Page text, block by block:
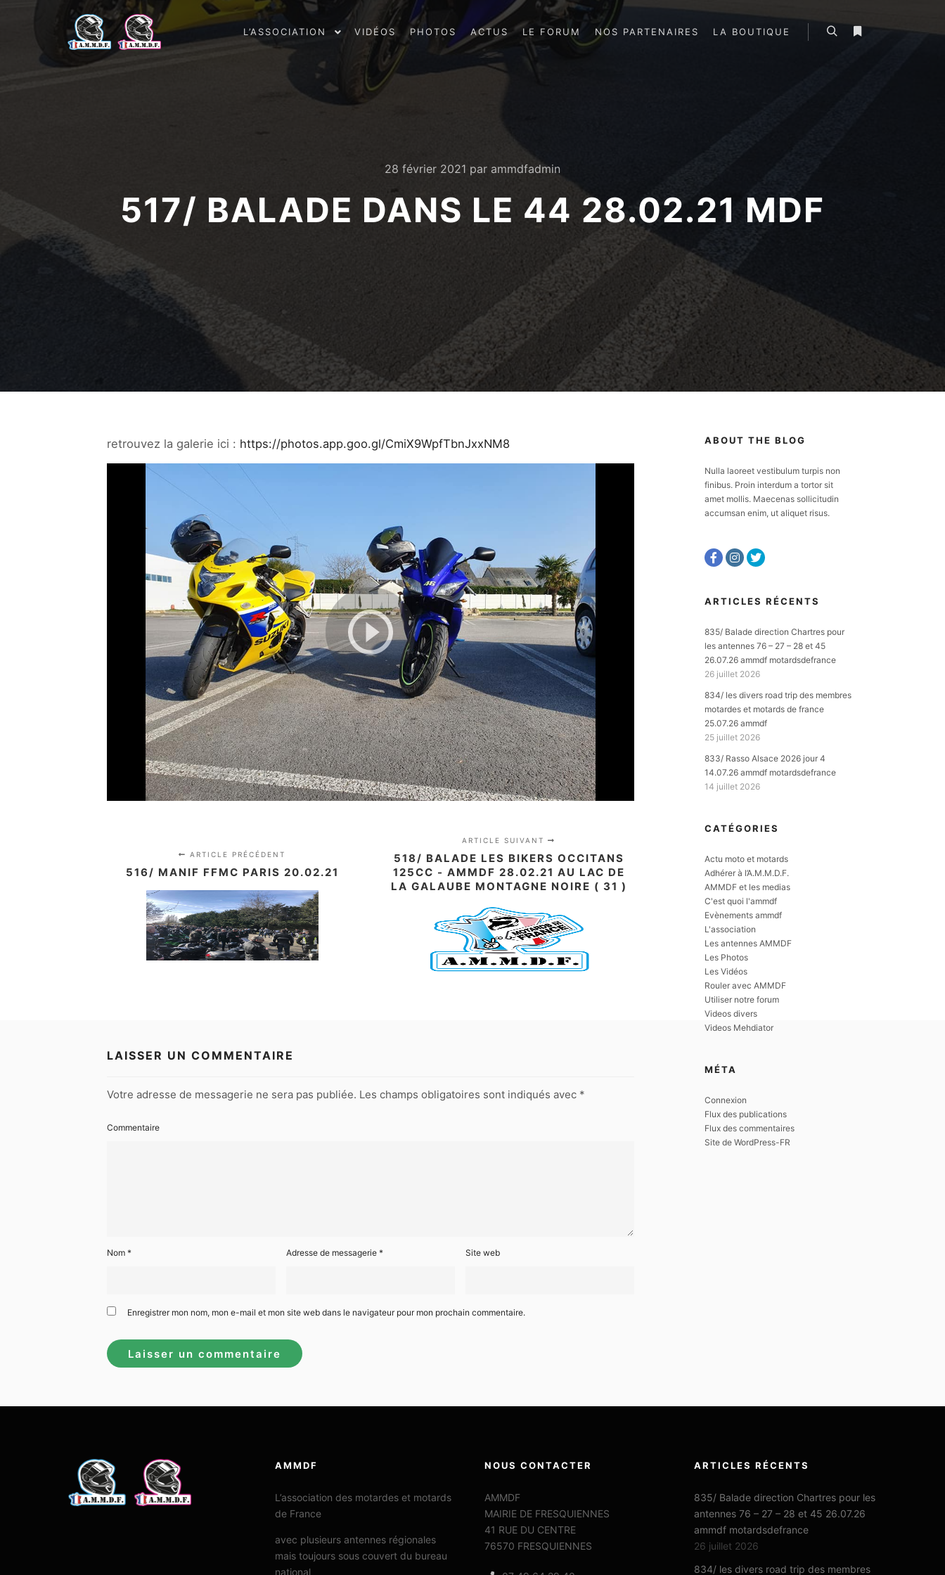
L’ASSOCIATION VIDÉOS PHOTOS ACTUS LE FORUM NOS PARTENAIRES LA BOUTIQUE
28 février 2021 par ammdfadmin
517/ BALADE DANS LE 44 28.02.21 MDF
retrouvez la galerie ici : https://photos.app.goo.gl/CmiX9WpfTbnJxxNM8
ARTICLE PRÉCÉDENT
516/ MANIF FFMC PARIS 20.02.21
ARTICLE SUIVANT
518/ BALADE LES BIKERS OCCITANS
125CC - AMMDF 28.02.21 AU LAC DE
LA GALAUBE MONTAGNE NOIRE ( 31 )
LAISSER UN COMMENTAIRE
Votre adresse de messagerie ne sera pas publiée. Les champs obligatoires sont indiqués avec *
Commentaire
Nom * Adresse de messagerie * Site web
Enregistrer mon nom, mon e-mail et mon site web dans le navigateur pour mon prochain commentaire.
ABOUT THE BLOG
Nulla laoreet vestibulum turpis non
finibus. Proin interdum a tortor sit
amet mollis. Maecenas sollicitudin
accumsan enim, ut aliquet risus.
ARTICLES RÉCENTS
835/ Balade direction Chartres pour
les antennes 76 – 27 – 28 et 45
26.07.26 ammdf motardsdefrance
26 juillet 2026
834/ les divers road trip des membres
motardes et motards de france
25.07.26 ammdf
25 juillet 2026
833/ Rasso Alsace 2026 jour 4
14.07.26 ammdf motardsdefrance
14 juillet 2026
CATÉGORIES
Actu moto et motards
Adhérer à l’A.M.M.D.F.
AMMDF et les medias
C'est quoi l'ammdf
Evènements ammdf
L'association
Les antennes AMMDF
Les Photos
Les Vidéos
Rouler avec AMMDF
Utiliser notre forum
Videos divers
Videos Mehdiator
MÉTA
Connexion
Flux des publications
Flux des commentaires
Site de WordPress-FR
AMMDF
L’association des motardes et motards
de France
avec plusieurs antennes régionales
mais toujours sous couvert du bureau
national
NOUS CONTACTER
AMMDF
MAIRIE DE FRESQUIENNES
41 RUE DU CENTRE
76570 FRESQUIENNES
ARTICLES RÉCENTS
835/ Balade direction Chartres pour les
antennes 76 – 27 – 28 et 45 26.07.26
ammdf motardsdefrance
26 juillet 2026
834/ les divers road trip des membres